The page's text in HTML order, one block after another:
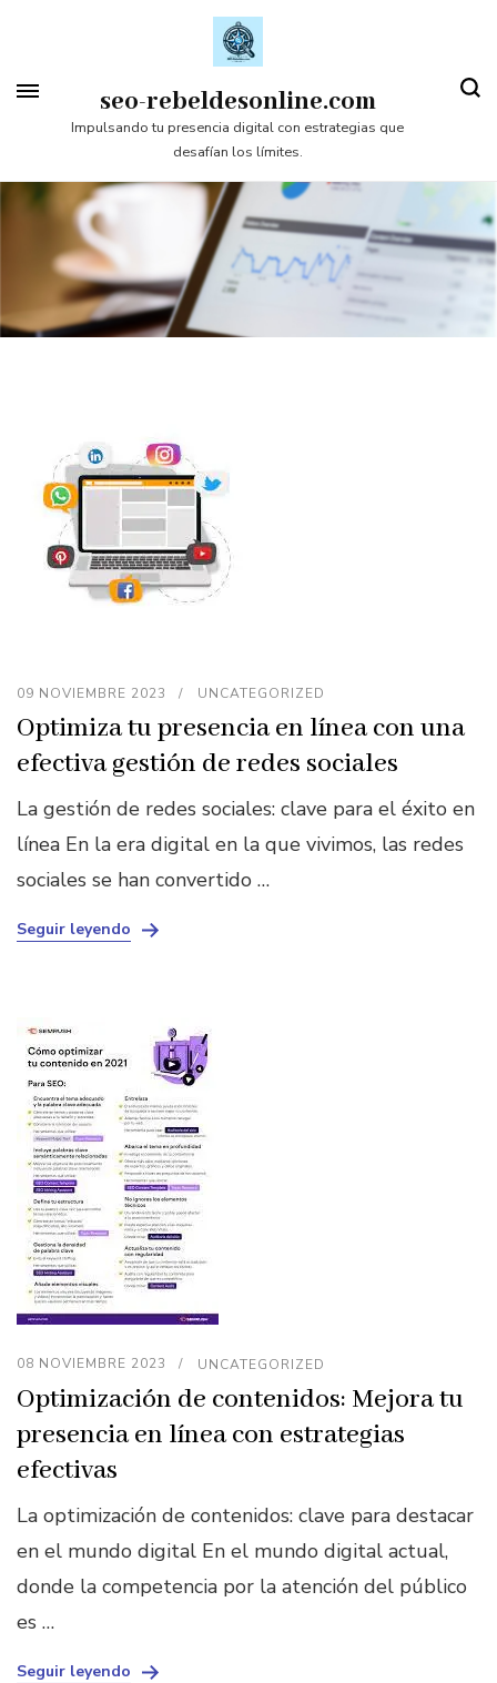
contenido
(presiona
tecla
seo-rebeldesonline.com
Impulsando tu presencia digital con estrategias que
desafían los límites.
09 NOVIEMBRE 2023 UNCATEGORIZED
Optimiza tu presencia en línea con una
efectiva gestión de redes sociales
La gestión de redes sociales: clave para el éxito en
línea En la era digital en la que vivimos, las redes
sociales se han convertido …
Seguir leyendo
08 NOVIEMBRE 2023 UNCATEGORIZED
Optimización de contenidos: Mejora tu
presencia en línea con estrategias
efectivas
La optimización de contenidos: clave para destacar
en el mundo digital En el mundo digital actual,
donde la competencia por la atención del público
es …
Seguir leyendo